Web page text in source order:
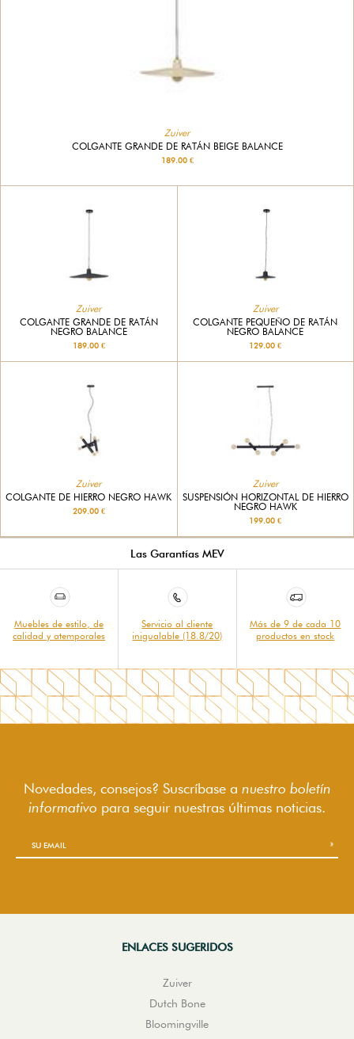
Zuiver
COLGANTE GRANDE DE RATÁN BEIGE BALANCE
189.00 €
Zuiver
COLGANTE GRANDE DE RATÁN
NEGRO BALANCE
189.00 €
Zuiver
COLGANTE PEQUEÑO DE RATÁN
NEGRO BALANCE
129.00 €
Zuiver
COLGANTE DE HIERRO NEGRO HAWK
209.00 €
Zuiver
SUSPENSIÓN HORIZONTAL DE HIERRO
NEGRO HAWK
199.00 €
Las Garantías MEV
Muebles de estilo, de
calidad y atemporales
Servicio al cliente
inigualable (18.8/20)
Más de 9 de cada 10
productos en stock
Novedades, consejos? Suscríbase a nuestro boletín
informativo para seguir nuestras últimas noticias.
ENLACES SUGERIDOS
Zuiver
Dutch Bone
Bloomingville